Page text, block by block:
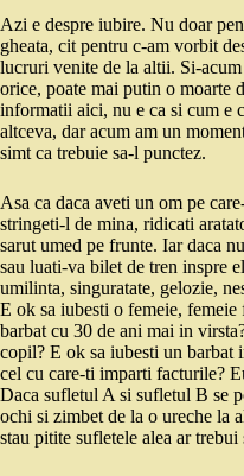
Azi e despre iubire. Nu doar
gheata, cit pentru c-am vorbit
lucruri venite de la altii. Si-
orice, poate mai putin o moarte
informatii aici, nu e ca si cum e
altceva, dar acum am un
simt ca trebuie sa-l punctez.
Asa ca daca aveti un om pe
stringeti-l de mina, ridicati
sarut umed pe frunte. Iar daca
sau luati-va bilet de tren inspre
umilinta, singuratate, gelozie,
E ok sa iubesti o femeie,
barbat cu 30 de ani mai in
copil? E ok sa iubesti un barbat
cel cu care-ti imparti facturile?
Daca sufletul A si sufletul B se
ochi si zimbet de la o ureche la
stau pitite sufletele alea ar trebui